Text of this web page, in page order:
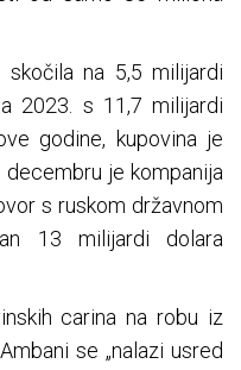
na 5,5 milijardi
2023. s 11,7 milijardi
godine, kupovina je
decembru je kompanija
s ruskom državnom
13 milijardi dolara
carina na robu iz
se „nalazi usred